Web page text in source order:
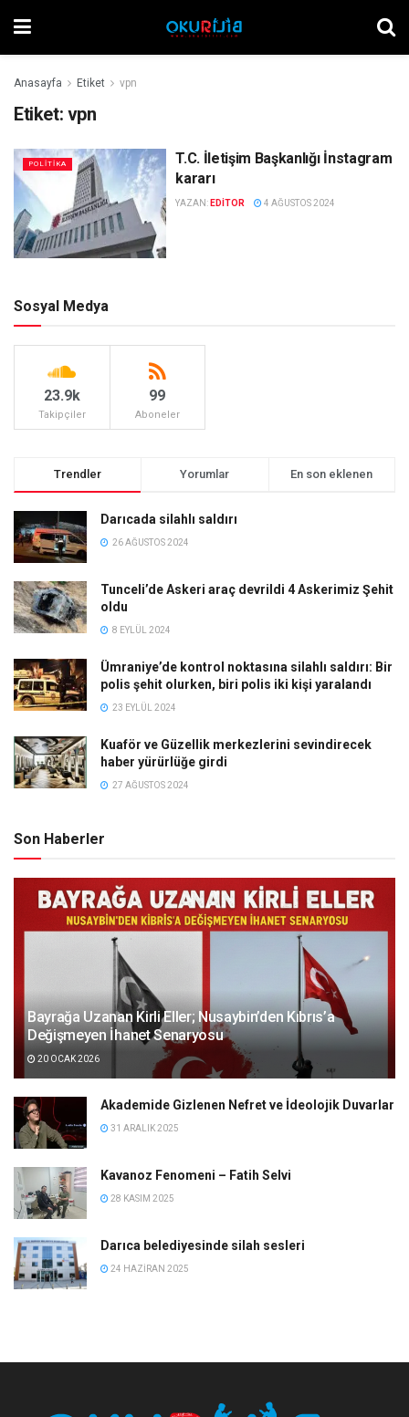
Anasayfa Etiket vpn
Etiket: vpn
POLITIKA
T.C. İletişim Başkanlığı İnstagram
kararı
YAZAN: EDITOR 4 AĞUSTOS 2024
Sosyal Medya
23.9k
Takipçiler
99
Aboneler
Trendler Yorumlar En son eklenen
Darıcada silahlı saldırı
26 AĞUSTOS 2024
Tunceli’de Askeri araç devrildi 4 Askerimiz Şehit
oldu
8 EYLÜL 2024
Ümraniye’de kontrol noktasına silahlı saldırı: Bir
polis şehit olurken, biri polis iki kişi yaralandı
23 EYLÜL 2024
Kuaför ve Güzellik merkezlerini sevindirecek
haber yürürlüğe girdi
27 AĞUSTOS 2024
Son Haberler
Bayrağa Uzanan Kirli Eller; Nusaybin’den Kıbrıs’a
Değişmeyen İhanet Senaryosu
20 OCAK 2026
Akademide Gizlenen Nefret ve İdeolojik Duvarlar
31 ARALIK 2025
Kavanoz Fenomeni – Fatih Selvi
28 KASIM 2025
Darıca belediyesinde silah sesleri
24 HAZIRAN 2025